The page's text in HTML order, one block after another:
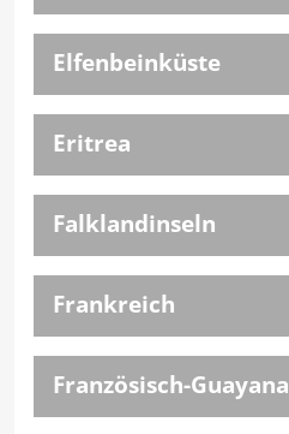
Elfenbeinküste
Eritrea
Falklandinseln
Frankreich
Französisch-Guayana